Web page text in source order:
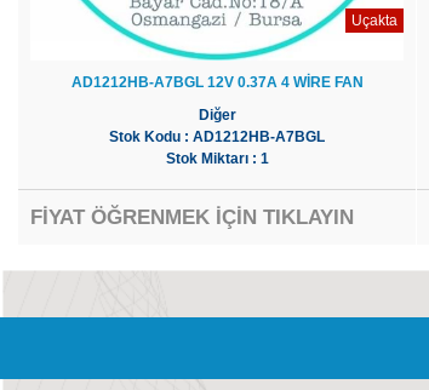
Uçakta
AD1212HB-A7BGL 12V 0.37A 4 WİRE FAN
Diğer
Stok Kodu : AD1212HB-A7BGL
Stok Miktarı : 1
FİYAT ÖĞRENMEK İÇİN TIKLAYIN